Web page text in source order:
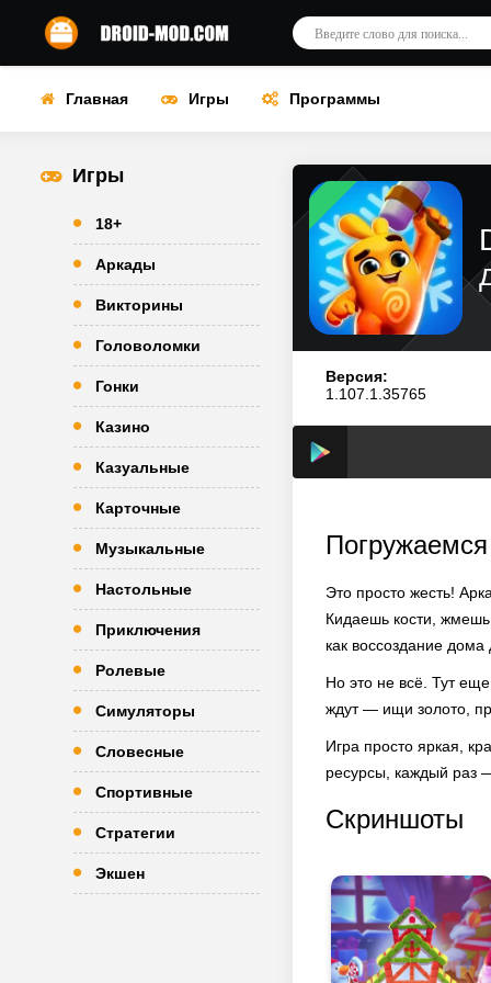
Главная Игры Программы
Игры
18+
Аркады
Викторины
Головоломки
Гонки
Казино
Казуальные
Карточные
Музыкальные
Настольные
Приключения
Ролевые
Симуляторы
Словесные
Спортивные
Стратегии
Экшен
Версия:
1.107.1.35765
Это просто жесть!
Кидаешь кости, жмешь
как воссоздание дома
Но это не всё. Тут
ждут — ищи золото,
Игра просто яркая,
ресурсы, каждый раз
Скриншоты